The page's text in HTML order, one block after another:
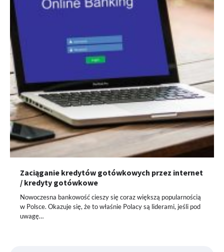
Zaciąganie kredytów gotówkowych przez internet
/ kredyty gotówkowe
Nowoczesna bankowość cieszy się coraz większą popularnością
w Polsce. Okazuje się, że to właśnie Polacy są liderami, jeśli pod
uwagę…